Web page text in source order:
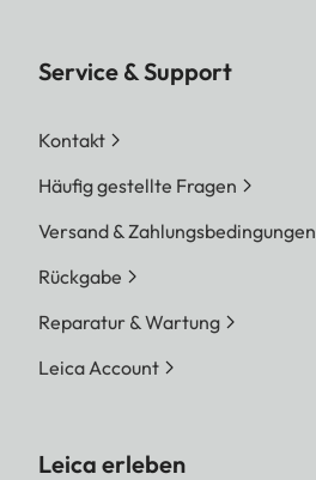
Service & Support
Kontakt
Häufig gestellte Fragen
Versand & Zahlungsbedingungen
Rückgabe
Reparatur & Wartung
Leica Account
Leica erleben